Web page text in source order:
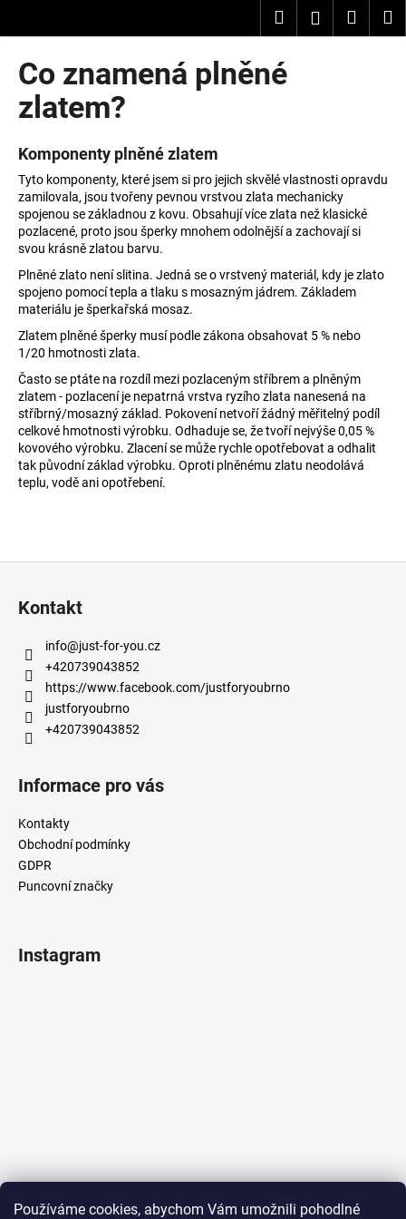
Používáme cookies, abychom Vám umožnili pohodlné
obsah
HledatPřihlášení
Co znamená plněné
zlatem?
Komponenty plněné zlatem
Tyto komponenty, které jsem si pro jejich skvělé vlastnosti opravdu
zamilovala, jsou tvořeny pevnou vrstvou zlata mechanicky
spojenou se základnou z kovu. Obsahují více zlata než klasické
pozlacené, proto jsou šperky mnohem odolnější a zachovají si
svou krásně zlatou barvu.
Plněné zlato není slitina. Jedná se o vrstvený materiál, kdy je zlato
spojeno pomocí tepla a tlaku s mosazným jádrem. Základem
materiálu je šperkařská mosaz.
Zlatem plněné šperky musí podle zákona obsahovat 5 % nebo
1/20 hmotnosti zlata.
Často se ptáte na rozdíl mezi pozlaceným stříbrem a plněným
zlatem - pozlacení je nepatrná vrstva ryzího zlata nanesená na
stříbrný/mosazný základ. Pokovení netvoří žádný měřitelný podíl
celkové hmotnosti výrobku. Odhaduje se, že tvoří nejvýše 0,05 %
kovového výrobku. Zlacení se může rychle opotřebovat a odhalit
tak původní základ výrobku. Oproti plněnému zlatu neodolává
teplu, vodě ani opotřebení.
o
C
o
p
o
t
ř
e
b
u
j
e
t
e
n
a
j
í
D
o
p
r
u
č
u
j
e
m
Kontakt
info@just-for-you.cz
+420739043852
https://www.facebook.com/justforyoubrno
justforyoubrno
+420739043852
Informace pro vás
Kontakty
Obchodní podmínky
GDPR
Puncovní značky
Instagram